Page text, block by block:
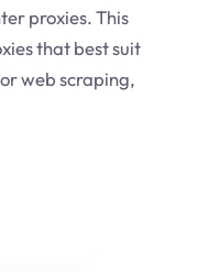
proxies. This
that best suit
web scraping,